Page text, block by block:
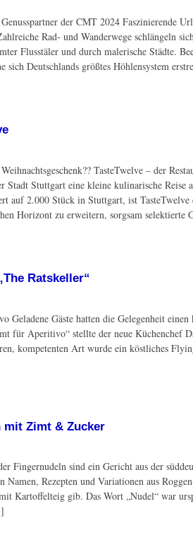
der CMT 2024 Faszinierende
Rad- und Wanderwege schlängeln
Flusstäler und durch malerische Städte.
sich Deutschlands größtes Höhlensystem
TasteTwelve – der
Stadt Stuttgart eine kleine kulinarische Reise
auf 2.000 Stück in Stuttgart, ist TasteTwelve
Horizont zu erweitern, sorgsam selektierte
Ratskeller“
Gäste hatten die Gelegenheit
für Aperitivo“ stellte der neue Küchenchef
kompetenten Art wurde ein köstliches
mit Zimt & Zucker
Fingernudeln sind ein Gericht aus der
Namen, Rezepten und Variationen aus
Kartoffelteig gib. Das Wort „Nudel“ war